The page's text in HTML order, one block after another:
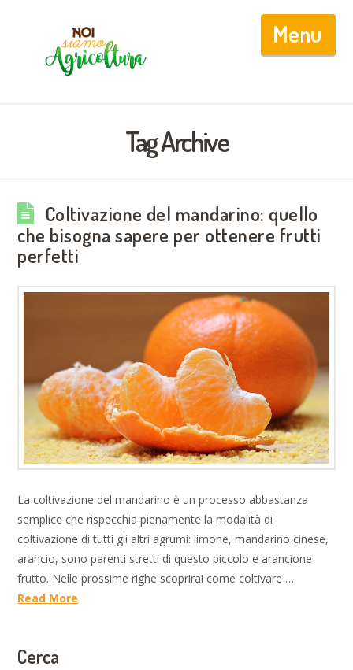
Tag Archive
Coltivazione del mandarino: quello
che bisogna sapere per ottenere frutti
perfetti
La coltivazione del mandarino è un processo abbastanza
semplice che rispecchia pienamente la modalità di
coltivazione di tutti gli altri agrumi: limone, mandarino cinese,
arancio, sono parenti stretti di questo piccolo e arancione
frutto. Nelle prossime righe scoprirai come coltivare …
Read More
Cerca